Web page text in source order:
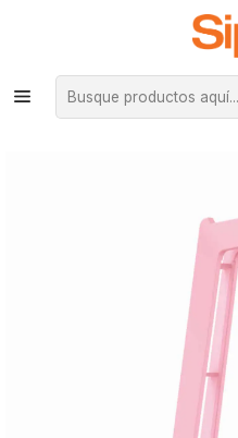
¡Compra hasta mediodía y recibe
Santiago. Envío gratis desde
Inicio Computación
Base para audífonos